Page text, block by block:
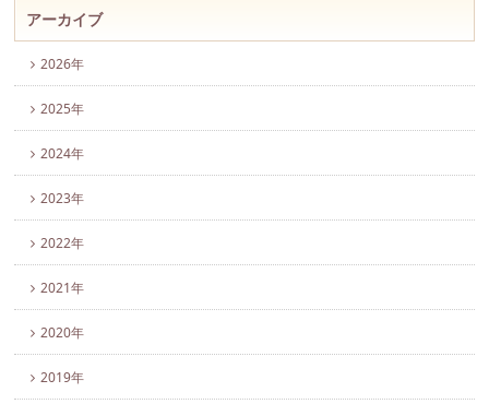
アーカイブ
2026年
2025年
2024年
2023年
2022年
2021年
2020年
2019年